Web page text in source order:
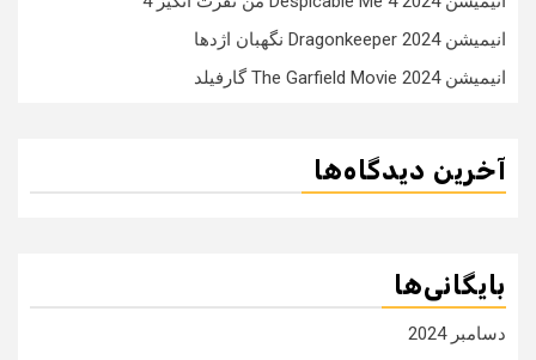
انیمیشن Dragonkeeper 2024 نگهبان اژدها
انیمیشن The Garfield Movie 2024 گارفیلد
آخرین دیدگاه‌ها
بایگانی‌ها
دسامبر 2024